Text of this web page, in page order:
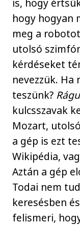
is, hogy
hogy hogyan
meg a
utolsó
kérdéseket
nevezzük.
teszünk?
kulcsszavak
Mozart,
a gép is ezt
Wikipédia,
Aztán a gép
Todai nem
keresésben
felismeri,